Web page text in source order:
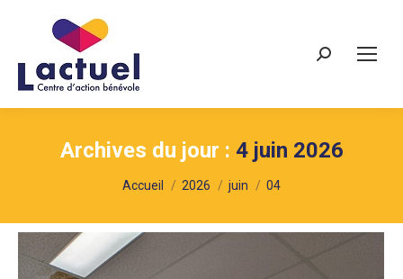
Recherche
Archives du jour : 4 juin 2026
Vous êtes ici :
Accueil 2026 juin 04